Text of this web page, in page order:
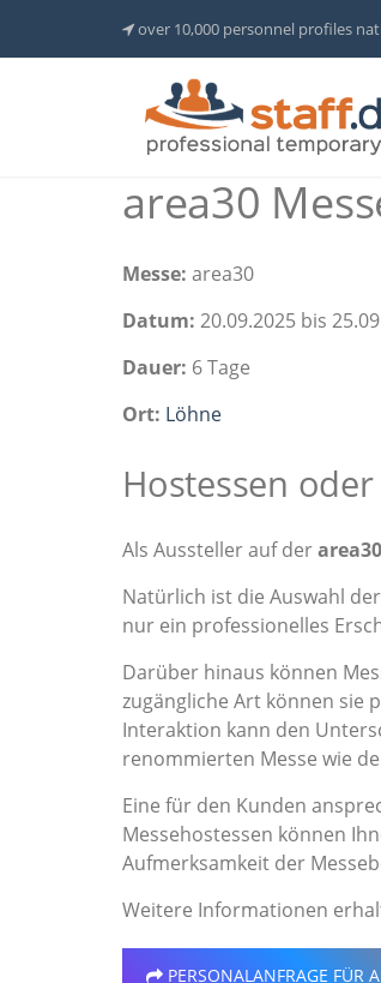
over 10,000 personnel profiles
area30
Messe: area30
Datum: 20.09.2025 bis
Dauer: 6 Tage
Ort: Löhne
Hostessen
Als Aussteller auf der
Natürlich ist die Auswahl
nur ein professionelles
Darüber hinaus können
zugängliche Art können sie
Interaktion kann den
renommierten Messe wie
Eine für den Kunden
Messehostessen können
Aufmerksamkeit der
Weitere Informationen
PERSONALANFRAGE FÜR